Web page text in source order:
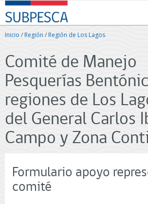
Contenido
principal
SUBPESCA
-
Subsecretaría
Acuicultura
-
Gobierno
de
Chile
Inicio /Región /Región de Los Lagos
Comité de Manejo
Pesquerías
regiones de Los
del General Carlos
Campo y Zona
Formulario apoyo
comité